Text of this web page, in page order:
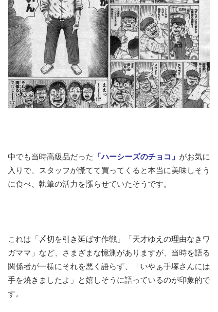
中でも当時高級品だった 「ハーシーズのチョコ」 がお気に
入りで、スタッフが慌てて買ってくると本当に美味しそう
に食べ、執筆の活力を漲らせていたそうです。
これは「〆切を引き延ばす作戦」「天才ゆえの理由なきワ
ガママ」など、さまざまな憶測がありますが、当時を語る
関係者が一様にそれを悪く語らず、「いやぁ手塚さんには
手を焼きましたよ」と嬉しそうに語っているのが印象的で
す。